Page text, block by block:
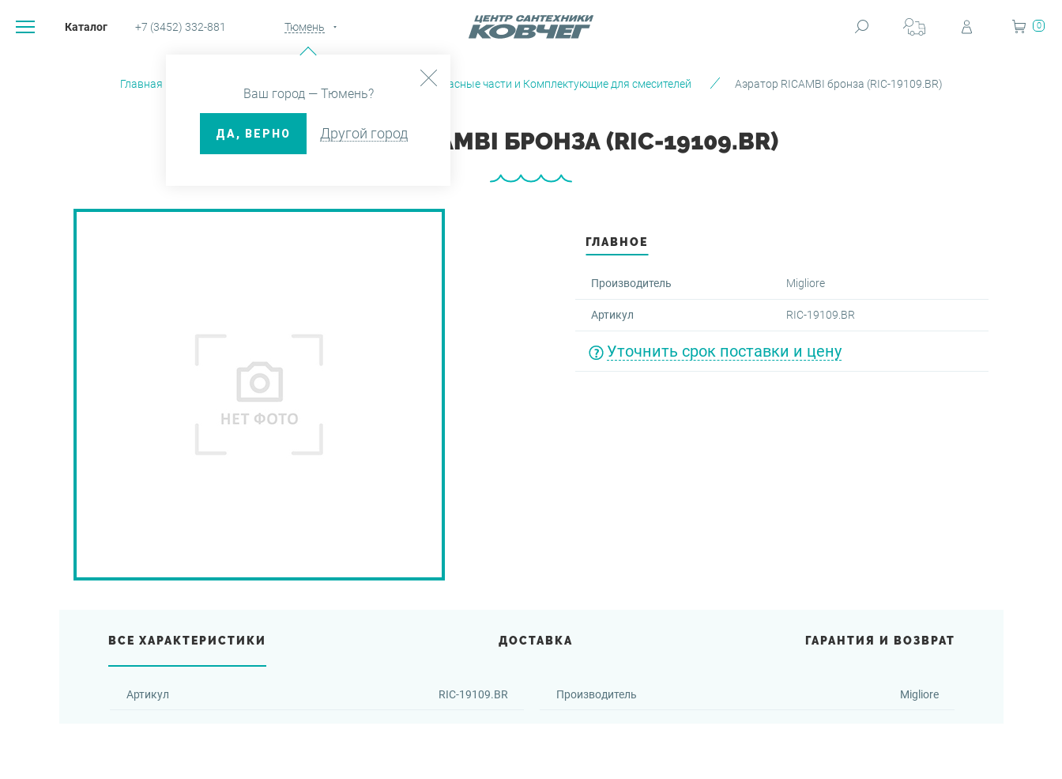
Каталог +7 (3452) 332-881 Тюмень
Ваш город — Тюмень?
ДА, ВЕРНО Другой город
0
Главная Запасные части и Комплектующие для смесителей Аэратор RICAMBI бронза (RIC-19109.BR)
АЭРАТОР RICAMBI БРОНЗА (RIC-19109.BR)
ГЛАВНОЕ
Производитель Migliore
Артикул RIC-19109.BR
Уточнить срок поставки и цену
ВСЕ ХАРАКТЕРИСТИКИ ДОСТАВКА ГАРАНТИЯ И ВОЗВРАТ
Артикул RIC-19109.BR Производитель Migliore